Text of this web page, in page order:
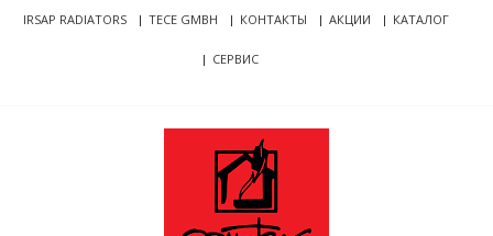
Skip
SkipIRSAP RADIATORS TECE GMBH КОНТАКТЫ АКЦИИ КАТАЛОГ
СЕРВИС